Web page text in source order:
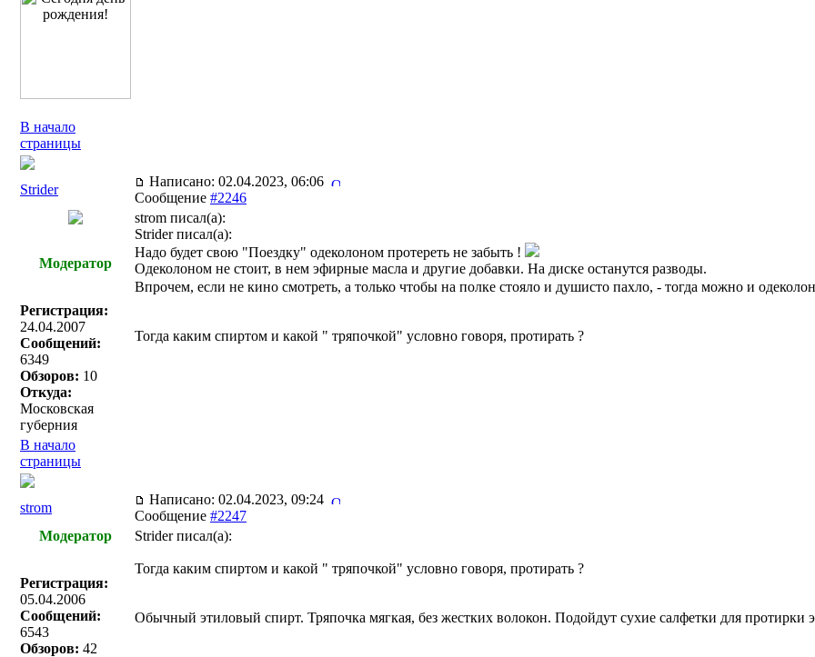
В начало
страницы
Strider
Написано: 02.04.2023, 06:06
Сообщение #2246
Модератор
Регистрация:
24.04.2007
Сообщений:
6349
Обзоров: 10
Откуда:
Московская
губерния
strom писал(a):
Strider писал(a):
Надо будет свою "Поездку" одеколоном протереть не забыть !
Одеколоном не стоит, в нем эфирные масла и другие добавки. На диске останутся разводы.
Впрочем, если не кино смотреть, а только чтобы на полке стояло и душисто пахло, - тогда можно и
Тогда каким спиртом и какой " тряпочкой" условно говоря, протирать ?
В начало
страницы
strom
Написано: 02.04.2023, 09:24
Сообщение #2247
Модератор
Регистрация:
05.04.2006
Сообщений:
6543
Обзоров: 42
Strider писал(a):
Тогда каким спиртом и какой " тряпочкой" условно говоря, протирать ?
Обычный этиловый спирт. Тряпочка мягкая, без жестких волокон. Подойдут сухие салфетки для протирки